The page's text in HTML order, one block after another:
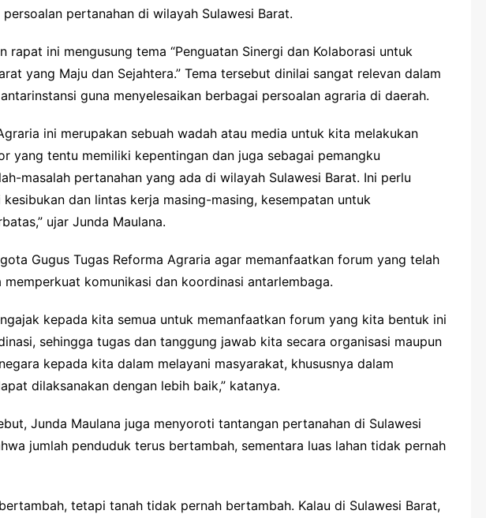
pertanahan di wilayah Sulawesi Barat.
rapat ini mengusung tema “Penguatan Sinergi dan Kolaborasi untuk
yang Maju dan Sejahtera.” Tema tersebut dinilai sangat relevan dalam
guna menyelesaikan berbagai persoalan agraria di daerah.
ini merupakan sebuah wadah atau media untuk kita melakukan
yang tentu memiliki kepentingan dan juga sebagai pemangku
masalah pertanahan yang ada di wilayah Sulawesi Barat. Ini perlu
dan lintas kerja masing-masing, kesempatan untuk
ujar Junda Maulana.
Gugus Tugas Reforma Agraria agar memanfaatkan forum yang telah
komunikasi dan koordinasi antarlembaga.
kepada kita semua untuk memanfaatkan forum yang kita bentuk ini
sehingga tugas dan tanggung jawab kita secara organisasi maupun
kepada kita dalam melayani masyarakat, khususnya dalam
dilaksanakan dengan lebih baik,” katanya.
Junda Maulana juga menyoroti tantangan pertanahan di Sulawesi
jumlah penduduk terus bertambah, sementara luas lahan tidak pernah
tetapi tanah tidak pernah bertambah. Kalau di Sulawesi Barat,